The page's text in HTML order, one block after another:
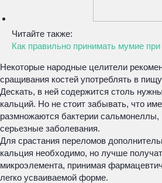
Читайте также:
Как правильно принимать мумие
Некоторые народные целители
сращивания костей употреблять в
Дескать, в ней содержится столь
кальций. Но не стоит забывать, что
размножаются бактерии
серьезные заболевания.
Для срастания переломов
кальция необходимо, но лучше
микроэлемента, принимая
легко усваиваемой форме.